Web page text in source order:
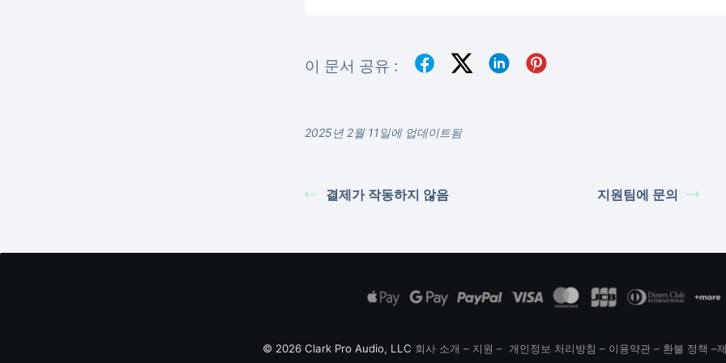
이 문서 공유 :
2025년 2월 11일에 업데이트됨
결제가 작동하지 않음 지원팀에 문의
© 2026 Clark Pro Audio, LLC 회사 소개 – 지원 – 개인정보 처리방침 – 이용약관– 환불 정책 –